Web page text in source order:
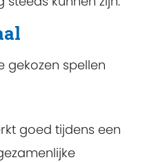
gekozen spellen
goed tijdens een